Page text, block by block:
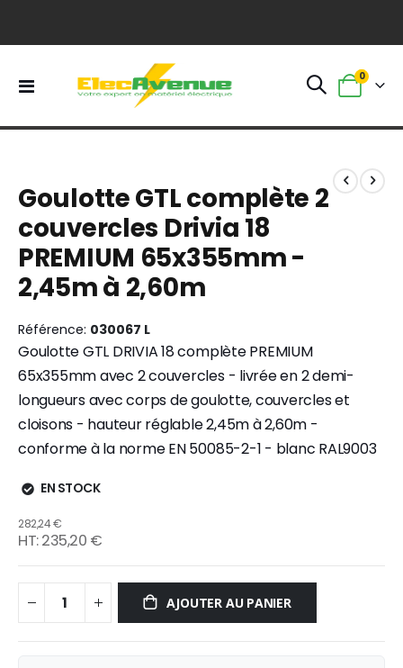
Basculer
Panier
0
the
end
of
the
images
gallery
the
beginning
of
the
images
gallery
Goulotte GTL complète 2
couvercles Drivia 18
PREMIUM 65x355mm -
2,45m à 2,60m
Référence 030067 L
Goulotte GTL DRIVIA 18 complète PREMIUM
65x355mm avec 2 couvercles - livrée en 2 demi-
longueurs avec corps de goulotte, couvercles et
cloisons - hauteur réglable 2,45m à 2,60m -
conforme à la norme EN 50085-2-1 - blanc RAL9003
EN STOCK
282,24 €
235,20 €
AJOUTER AU PANIER